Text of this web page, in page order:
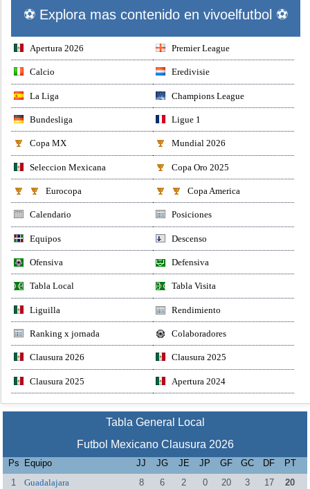
⚽ Explora mas contenido en vivoelfutbol ⚽
Apertura 2026 Premier League
Calcio Eredivisie
La Liga Champions League
Bundesliga Ligue 1
Copa MX Mundial 2026
Seleccion Mexicana Copa Oro 2025
Eurocopa Copa America
Calendario Posiciones
Equipos Descenso
Ofensiva Defensiva
Tabla Local Tabla Visita
Liguilla Rendimiento
Ranking x jornada Colaboradores
Clausura 2026 Clausura 2025
Clausura 2025 Apertura 2024
Tabla General Local
Futbol Mexicano Clausura 2026
Ps Equipo JJ JG JE JP GF GC DF
PT
1
Guadalajara 8 6 2 0 20 3 17
20